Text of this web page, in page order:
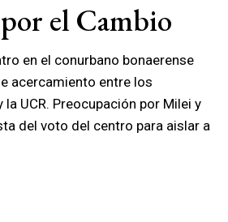
el Cambio
en el conurbano bonaerense
acercamiento entre los
la UCR. Preocupación por Milei y
del voto del centro para aislar a